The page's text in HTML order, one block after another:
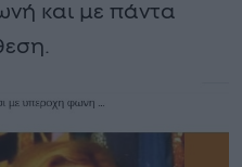
και με πάντα